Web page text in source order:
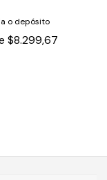
o depósito
$8.299,67